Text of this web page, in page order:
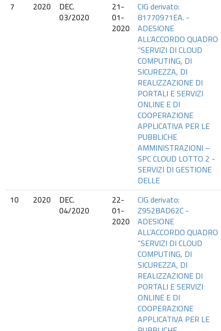
7
2020
DEC.
03/2020
21-
01-
2020
CIG derivato:
81770971EA. -
ADESIONE
ALL’ACCORDO QUADRO
“SERVIZI DI CLOUD
COMPUTING, DI
SICUREZZA, DI
REALIZZAZIONE DI
PORTALI E SERVIZI
ONLINE E DI
COOPERAZIONE
APPLICATIVA PER LE
PUBBLICHE
AMMINISTRAZIONI –
SPC CLOUD LOTTO 2 -
SERVIZI DI GESTIONE
DELLE
10
2020
DEC.
04/2020
22-
01-
2020
CIG derivato:
Z952BAD62C -
ADESIONE
ALL’ACCORDO QUADRO
“SERVIZI DI CLOUD
COMPUTING, DI
SICUREZZA, DI
REALIZZAZIONE DI
PORTALI E SERVIZI
ONLINE E DI
COOPERAZIONE
APPLICATIVA PER LE